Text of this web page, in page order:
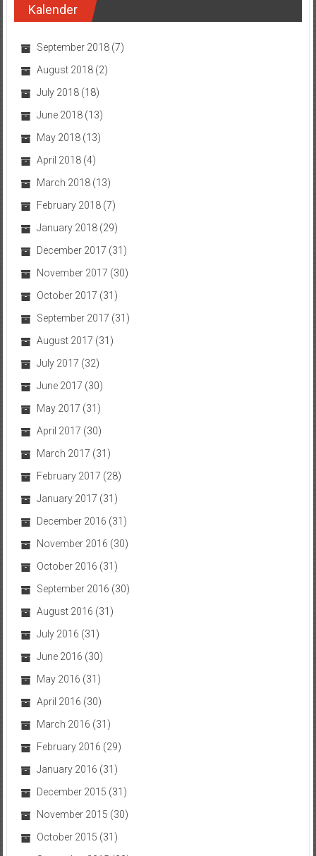
Kalender
September 2018(7)
August 2018(2)
July 2018(18)
June 2018(13)
May 2018(13)
April 2018(4)
March 2018(13)
February 2018(7)
January 2018(29)
December 2017 (31)
November 2017 (30)
October 2017 (31)
September 2017 (31)
August 2017 (31)
July 2017 (32)
June 2017 (30)
May 2017 (31)
April 2017 (30)
March 2017 (31)
February 2017 (28)
January 2017 (31)
December 2016 (31)
November 2016 (30)
October 2016 (31)
September 2016 (30)
August 2016 (31)
July 2016 (31)
June 2016 (30)
May 2016 (31)
April 2016 (30)
March 2016 (31)
February 2016 (29)
January 2016 (31)
December 2015 (31)
November 2015 (30)
October 2015 (31)